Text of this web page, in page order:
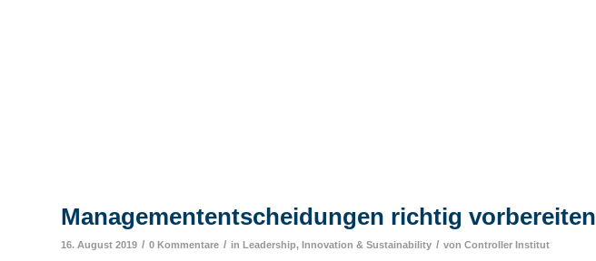
Managemententscheidungen richtig vorbereiten
16. August 2019 / 0 Kommentare / in Leadership, Innovation & Sustainability / von Controller Institut